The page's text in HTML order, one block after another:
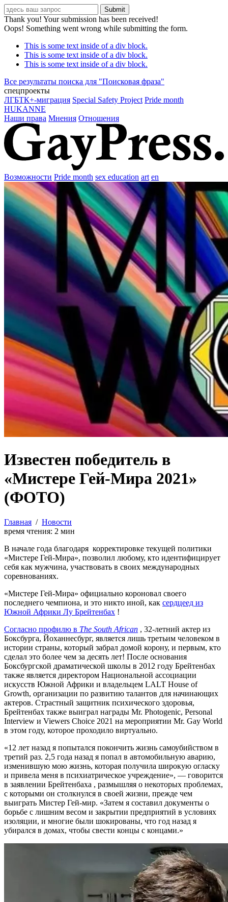
Thank you! Your submission has been received!
Oops! Something went wrong while submitting the form.
This is some text inside of a div block.
This is some text inside of a div block.
This is some text inside of a div block.
Все результаты поиска для "Поисковая фраза"
спецпроекты
ЛГБТК+-миграция Special Safety Project Pride month
HUKANNE
Наши права Мнения Отношения
Возможности Pride month sex education art en
Известен победитель в
«Мистере Гей-Мира 2021»
(ФОТО)
Главная / Новости
время чтения: 2 мин
В начале года благодаря корректировке текущей политики
«Мистере Гей-Мира», позволил любому, кто идентифицирует
себя как мужчина, участвовать в своих международных
соревнованиях.
«Мистере Гей-Мира» официально короновал своего
последнего чемпиона, и это никто иной, как сердцеед из
Южной Африки Лу Брейтенбах !
Согласно профилю в The South African , 32-летний актер из
Боксбурга, Йоханнесбург, является лишь третьим человеком в
истории страны, который забрал домой корону, и первым, кто
сделал это более чем за десять лет! После основания
Боксбургской драматической школы в 2012 году Брейтенбах
также является директором Национальной ассоциации
искусств Южной Африки и владельцем LALT House of
Growth, организации по развитию талантов для начинающих
актеров. Страстный защитник психического здоровья,
Брейтенбах также выиграл награды Mr. Photogenic, Personal
Interview и Viewers Choice 2021 на мероприятии Mr. Gay World
в этом году, которое проходило виртуально.
«12 лет назад я попытался покончить жизнь самоубийством в
третий раз. 2,5 года назад я попал в автомобильную аварию,
изменившую мою жизнь, которая получила широкую огласку
и привела меня в психиатрическое учреждение», — говорится
в заявлении Брейтенбаха , размышляя о некоторых проблемах,
с которыми он столкнулся в своей жизни, прежде чем
выиграть Мистер Гей-мир. «Затем я составил документы о
борьбе с лишним весом и закрытии предприятий в условиях
изоляции, и многие были шокированы, что год назад я
убирался в домах, чтобы свести концы с концами.»